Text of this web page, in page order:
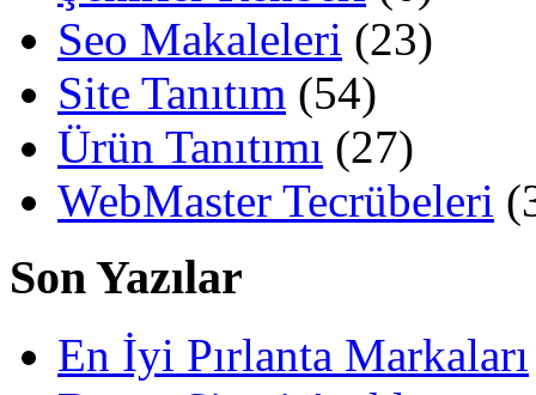
Seo Makaleleri (23)
Site Tanıtım (54)
Ürün Tanıtımı (27)
WebMaster Tecrübeleri
Son Yazılar
En İyi Pırlanta Markaları